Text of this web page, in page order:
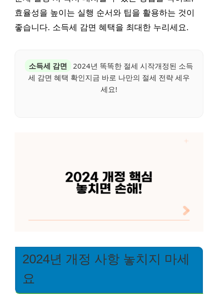
효율성을 높이는 실행 순서와 팁을 활용하는 것이
좋습니다. 소득세 감면 혜택을 최대한 누리세요.
소득세 감면
2024년 똑똑한 절세 시작개정된 소득
세 감면 혜택 확인지금 바로 나만의 절세 전략 세우
세요!
2024년 개정 사항 놓치지 마세
요